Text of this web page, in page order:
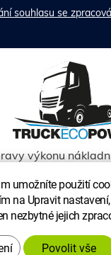
umožníte použití
na Upravit
nezbytné jejich
souhlasu se
výkonu